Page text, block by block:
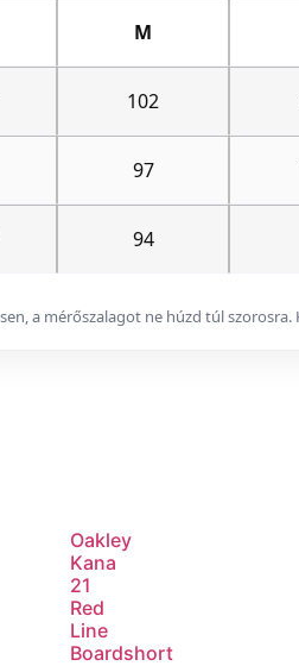
M
102
97
94
a mérőszalagot ne húzd túl
Oakley
Kana
21
Red
Line
Boardshort